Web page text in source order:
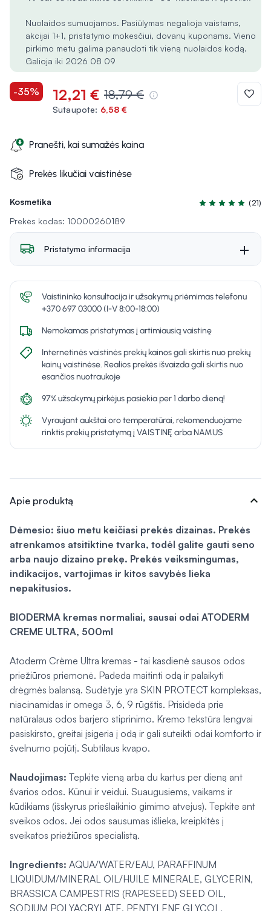
Kosmetika
Įvertinimas 5.0 iš
(21)
Prekės kodas: 10000260189
Nuolaidos sumuojamos. Pasiūlymas negalioja vaistams,
akcijai 1+1, pristatymo mokesčiui, dovanų kuponams. Vieno
pirkimo metu galima panaudoti tik vieną nuolaidos kodą.
Galioja iki 2026 08 09
-35% 12,21 € 18,79 €
Sutaupote: 6,58 €
Pranešti, kai sumažės kaina
Prekės likučiai vaistinėse
Pristatymo informacija
Vaistininko konsultacija ir užsakymų priėmimas telefonu
+370 697 03000 (I-V 8:00-18:00)
Nemokamas pristatymas į artimiausią vaistinę
Internetinės vaistinės prekių kainos gali skirtis nuo prekių
kainų vaistinėse. Realios prekės išvaizda gali skirtis nuo
esančios nuotraukoje
97% užsakymų pirkėjus pasiekia per 1 darbo dieną!
Vyraujant aukštai oro temperatūrai, rekomenduojame
rinktis prekių pristatymą į VAISTINĘ arba NAMUS
Apie produktą expand_more
Dėmesio: šiuo metu keičiasi prekės dizainas. Prekės
atrenkamos atsitiktine tvarka, todėl galite gauti seno
arba naujo dizaino prekę. Prekės veiksmingumas,
indikacijos, vartojimas ir kitos savybės lieka
nepakitusios.
BIODERMA kremas normaliai, sausai odai ATODERM
CREME ULTRA, 500ml
Atoderm Crème Ultra kremas - tai kasdienė sausos odos
priežiūros priemonė. Padeda maitinti odą ir palaikyti
drėgmės balansą. Sudėtyje yra SKIN PROTECT kompleksas,
niacinamidas ir omega 3, 6, 9 rūgštis. Prisideda prie
natūralaus odos barjero stiprinimo. Kremo tekstūra lengvai
pasiskirsto, greitai įsigeria į odą ir gali suteikti odai komforto ir
švelnumo pojūtį. Subtilaus kvapo.
Naudojimas: Tepkite vieną arba du kartus per dieną ant
švarios odos. Kūnui ir veidui. Suaugusiems, vaikams ir
kūdikiams (išskyrus priešlaikinio gimimo atvejus). Tepkite ant
sveikos odos. Jei odos sausumas išlieka, kreipkitės į
sveikatos priežiūros specialistą.
Ingredients: AQUA/WATER/EAU, PARAFFINUM
LIQUIDUM/MINERAL OIL/HUILE MINERALE, GLYCERIN,
BRASSICA CAMPESTRIS (RAPESEED) SEED OIL,
SODIUM POLYACRYLATE, PENTYLENE GLYCOL,